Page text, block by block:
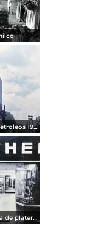
La Fuente de petroleos 1950.
La mejor tienda de plateria.